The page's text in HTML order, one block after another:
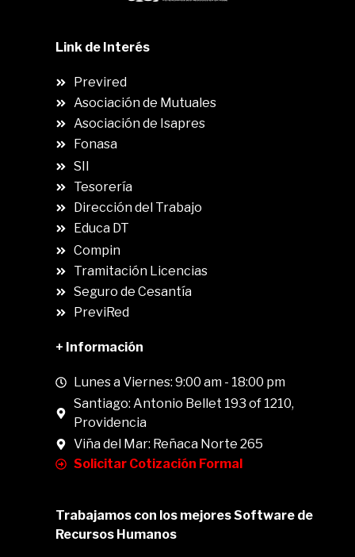
Link de Interés
Previred
Asociación de Mutuales
Asociación de Isapres
Fonasa
SII
Tesorería
Dirección del Trabajo
Educa DT
Compin
Tramitación Licencias
Seguro de Cesantía
PreviRed
+ Información
Lunes a Viernes: 9:00 am - 18:00 pm
Santiago: Antonio Bellet 193 of 1210,
Providencia
Viña del Mar: Reñaca Norte 265
Solicitar Cotización Formal
Trabajamos con los mejores Software de
Recursos Humanos